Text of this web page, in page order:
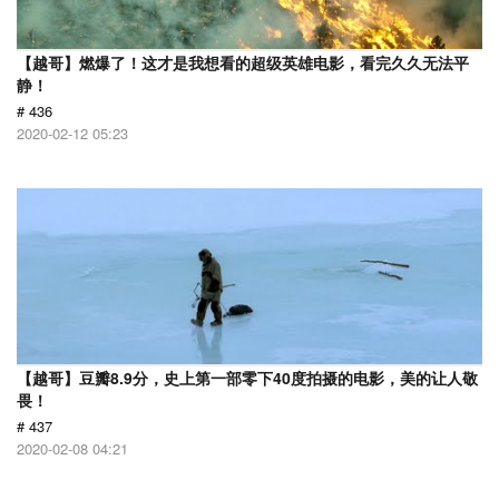
【越哥】燃爆了！这才是我想看的超级英雄电影，看完久久无法平
静！
# 436
2020-02-12 05:23
【越哥】豆瓣8.9分，史上第一部零下40度拍摄的电影，美的让人敬
畏！
# 437
2020-02-08 04:21